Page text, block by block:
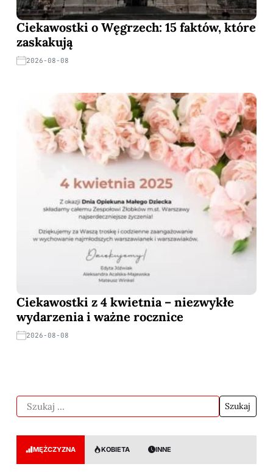
Ciekawostki o Węgrzech: 15 faktów, które
zaskakują
2026-08-08
Ciekawostki z 4 kwietnia – niezwykłe
wydarzenia i ważne rocznice
2026-08-08
MĘŻCZYZNA KOBIETA INNE